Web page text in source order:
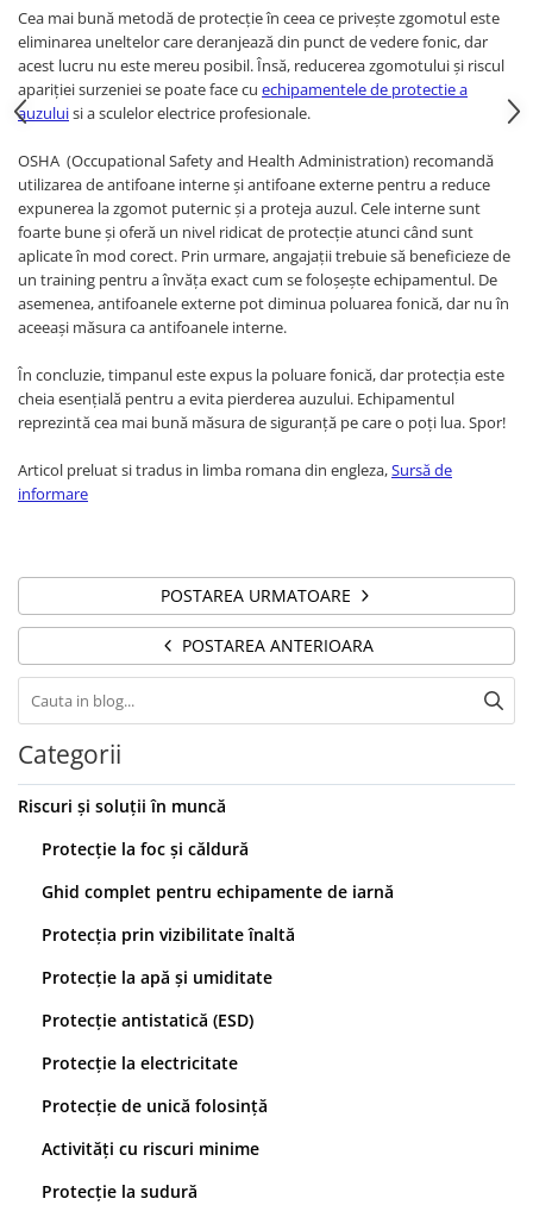
Pantaloni Ignifugi
Sorturi ignifuge
ÎNCĂLȚĂMINTE
Pantofi
Pantofi de lucru O1
Pantofi de lucru O2
Pantofi de protecție S1
Pantofi de protecție OB
Pantofi de protecție SB
Pantofi de protecție S1P
Pantofi de protecție S3
Bocanci
Bocanci de lucru O1
Bocanci de protecție S1
Bocanci de protecție S1P
Bocanci de protecție S2
Bocanci de protecție S3
Cizme
Cizme outdoor
Cizme de lucru OB
Cizme de lucru O4/O5
Cizme de protecție S4
Cizme de protecție S5
Cizme electroizolante
Saboți și papuci de uz general
Saboți de lucru O1
Saboți de protecție OB
Sandale
Sandale de protecție OB
Sandale de lucru O1
Cea mai bună metodă de protecție în ceea ce privește zgomotul este
eliminarea uneltelor care deranjează din punct de vedere fonic, dar
acest lucru nu este mereu posibil. Însă, reducerea zgomotului și riscul
apariției surzeniei se poate face cu echipamentele de protectie a
auzuluisi a sculelor electrice profesionale.
OSHA (Occupational Safety and Health Administration) recomandă
utilizarea de antifoane interne și antifoane externe pentru a reduce
expunerea la zgomot puternic și a proteja auzul. Cele interne sunt
foarte bune și oferă un nivel ridicat de protecție atunci când sunt
aplicate în mod corect. Prin urmare, angajații trebuie să beneficieze de
un training pentru a învăța exact cum se foloșește echipamentul. De
asemenea, antifoanele externe pot diminua poluarea fonică, dar nu în
aceeași măsura ca antifoanele interne.
În concluzie, timpanul este expus la poluare fonică, dar protecția este
cheia esențială pentru a evita pierderea auzului. Echipamentul
reprezintă cea mai bună măsura de siguranță pe care o poți lua. Spor!
Articol preluat si tradus in limba romana din engleza,Sursă de
informare
POSTAREA URMATOARE
POSTAREA ANTERIOARA
Categorii
Riscuri și soluții în muncă
Protecție la foc și căldură
Ghid complet pentru echipamente de iarnă
Protecția prin vizibilitate înaltă
Protecție la apă și umiditate
Protecție antistatică (ESD)
Protecție la electricitate
Protecție de unică folosință
Activități cu riscuri minime
Protecție la sudură